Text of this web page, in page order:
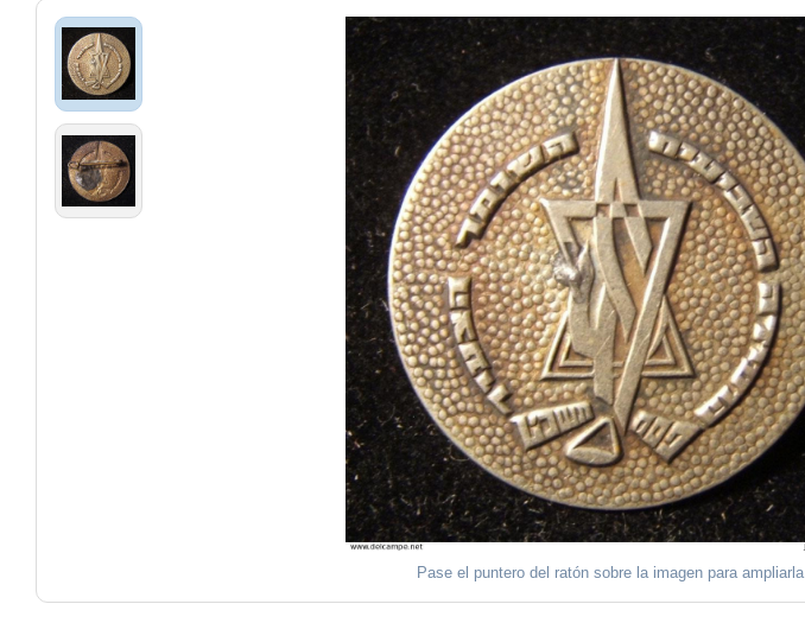
Pase el puntero del ratón sobre la imagen para ampliarla